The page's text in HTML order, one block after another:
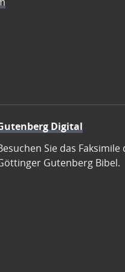
Digital
Sie das Faksimile
Gutenberg Bibel.